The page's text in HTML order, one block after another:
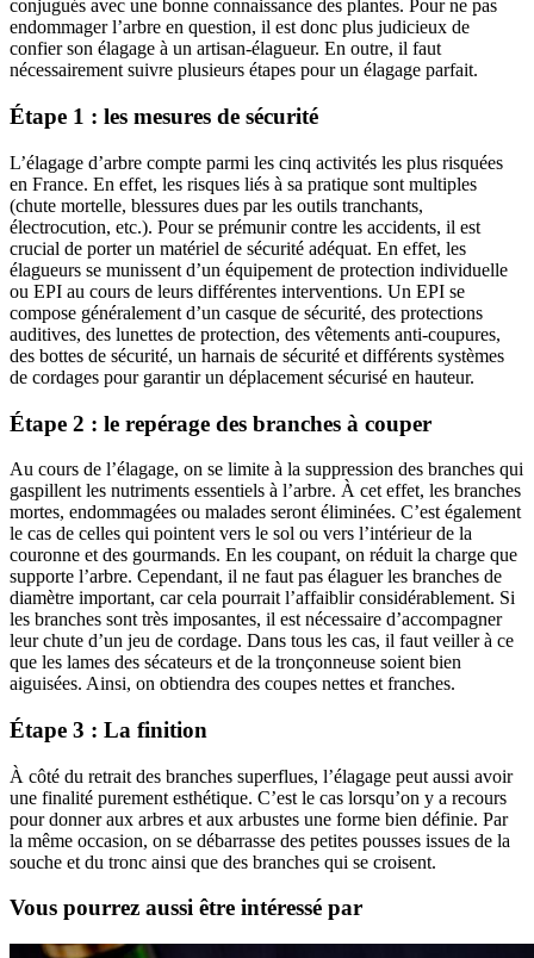
conjugués avec une bonne connaissance des plantes. Pour ne pas
endommager l’arbre en question, il est donc plus judicieux de
confier son élagage à un artisan-élagueur. En outre, il faut
nécessairement suivre plusieurs étapes pour un élagage parfait.
Étape 1 : les mesures de sécurité
L’élagage d’arbre compte parmi les cinq activités les plus risquées
en France. En effet, les risques liés à sa pratique sont multiples
(chute mortelle, blessures dues par les outils tranchants,
électrocution, etc.). Pour se prémunir contre les accidents, il est
crucial de porter un matériel de sécurité adéquat. En effet, les
élagueurs se munissent d’un équipement de protection individuelle
ou EPI au cours de leurs différentes interventions. Un EPI se
compose généralement d’un casque de sécurité, des protections
auditives, des lunettes de protection, des vêtements anti-coupures,
des bottes de sécurité, un harnais de sécurité et différents systèmes
de cordages pour garantir un déplacement sécurisé en hauteur.
Étape 2 : le repérage des branches à couper
Au cours de l’élagage, on se limite à la suppression des branches qui
gaspillent les nutriments essentiels à l’arbre. À cet effet, les branches
mortes, endommagées ou malades seront éliminées. C’est également
le cas de celles qui pointent vers le sol ou vers l’intérieur de la
couronne et des gourmands. En les coupant, on réduit la charge que
supporte l’arbre. Cependant, il ne faut pas élaguer les branches de
diamètre important, car cela pourrait l’affaiblir considérablement. Si
les branches sont très imposantes, il est nécessaire d’accompagner
leur chute d’un jeu de cordage. Dans tous les cas, il faut veiller à ce
que les lames des sécateurs et de la tronçonneuse soient bien
aiguisées. Ainsi, on obtiendra des coupes nettes et franches.
Étape 3 : La finition
À côté du retrait des branches superflues, l’élagage peut aussi avoir
une finalité purement esthétique. C’est le cas lorsqu’on y a recours
pour donner aux arbres et aux arbustes une forme bien définie. Par
la même occasion, on se débarrasse des petites pousses issues de la
souche et du tronc ainsi que des branches qui se croisent.
Vous pourrez aussi être intéressé par